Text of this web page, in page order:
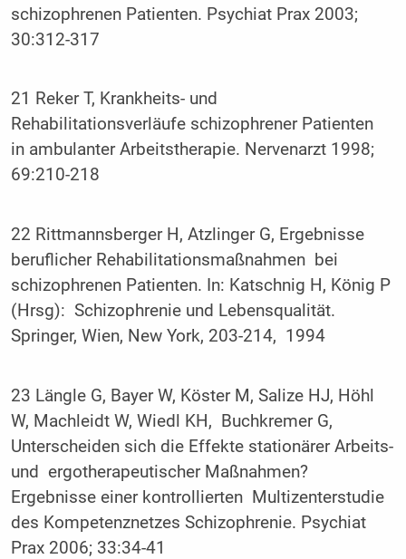
schizophrenen Patienten. Psychiat Prax 2003;
30:312-317
21 Reker T, Krankheits- und
Rehabilitationsverläufe schizophrener Patienten
in ambulanter Arbeitstherapie. Nervenarzt 1998;
69:210-218
22 Rittmannsberger H, Atzlinger G, Ergebnisse
beruflicher Rehabilitationsmaßnahmen bei
schizophrenen Patienten. In: Katschnig H, König P
(Hrsg): Schizophrenie und Lebensqualität.
Springer, Wien, New York, 203-214, 1994
23 Längle G, Bayer W, Köster M, Salize HJ, Höhl
W, Machleidt W, Wiedl KH, Buchkremer G,
Unterscheiden sich die Effekte stationärer Arbeits-
und ergotherapeutischer Maßnahmen?
Ergebnisse einer kontrollierten Multizenterstudie
des Kompetenznetzes Schizophrenie. Psychiat
Prax 2006; 33:34-41